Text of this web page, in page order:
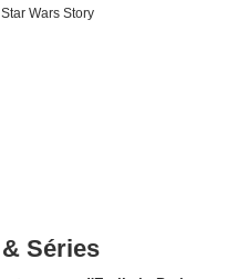
Wars Story
Séries